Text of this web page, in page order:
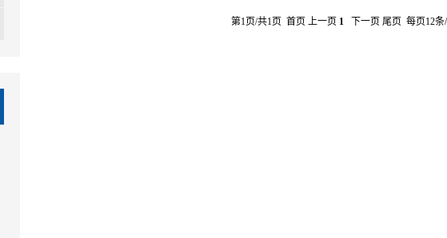
第1页/共1页 首页 上一页 1 下一页 尾页 每页12